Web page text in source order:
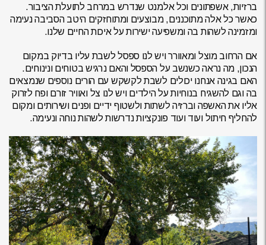
ברזיות, אשפתונים וכל אלמנט שנדרש במרחב לתועלת הציבור.
כאשר כל אלה מתוכננים, מבוצעים ומתוחזקים היטב הסביבה נעימה
ומזמינה לשהות בה ומשפיעה ישירות על איכות החיים שלנו.
אם הרחוב מוצל ומאוורר ויש לנו ספסל לשבת עליו בדיוק במקום
הנכון, מה נראה כשנשב על הספסל והאם נרגיש בטוחים ונינוחים.
האם בגינה אנחנו יכולים לשבת לקשקש עם הורים נוספים שנמצאים
בה וגם להשגיח בנוחיות על הילדים ויש לנו צל ואוויר זורם ופח לזרוק
אליו את האשפה וברזיה לשתות ולשטוף ידיים ופנים ושירותים ומקום
להחליף חיתול ועוד ועוד פונקציות נדרשות לשהות נוחה ונעימה.